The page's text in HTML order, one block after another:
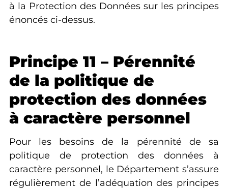
à la Protection des Données sur les principes
énoncés ci-dessus.
Principe 11 – Pérennité
de la politique de
protection des données
à caractère personnel
Pour les besoins de la pérennité de sa
politique de protection des données à
caractère personnel, le Département s’assure
régulièrement de l’adéquation des principes